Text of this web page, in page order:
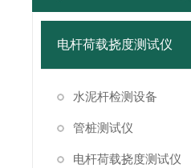
电杆荷载挠度测试仪
水泥杆检测设备
管桩测试仪
电杆荷载挠度测试仪